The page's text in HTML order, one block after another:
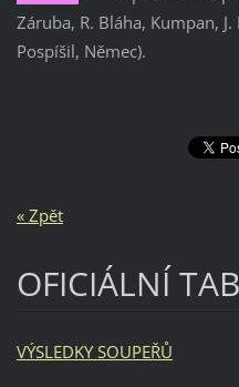
Záruba, R. Bláha, Kumpan,
Pospíšil, Němec).
« Zpět
OFICIÁLNÍ
VÝSLEDKY SOUPEŘŮ